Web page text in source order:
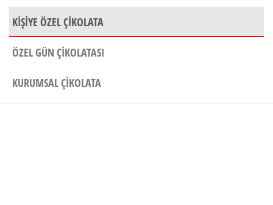
KIŞIYE ÖZEL ÇIKOLATA
ÖZEL GÜN ÇIKOLATASI
KURUMSAL ÇIKOLATA